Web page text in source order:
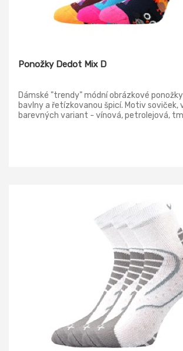
Ponožky Dedot Mix D
Dámské "trendy" módní obrázkové
bavlny a řetízkovanou špicí. Motiv soviček,
barevných variant - vínová, petrolejová,